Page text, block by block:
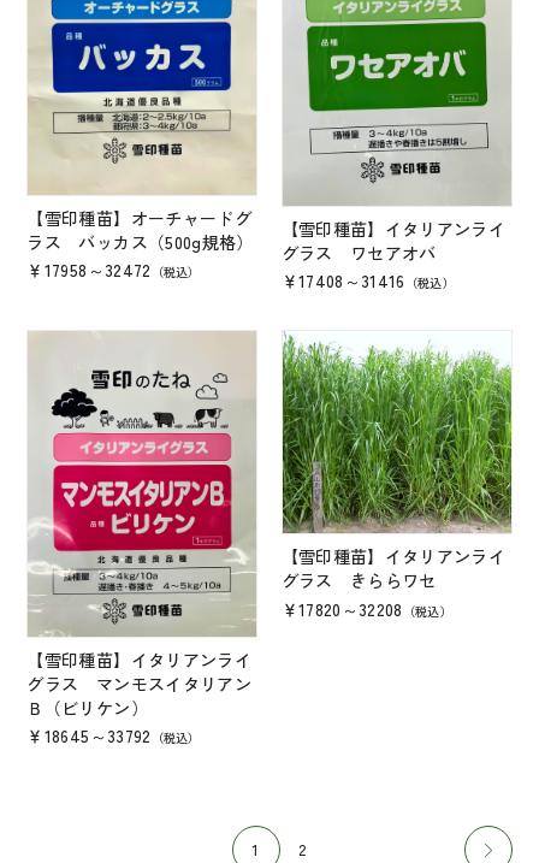
【雪印種苗】オーチャードグ
ラス バッカス（500g規格）
￥17958～32472 （税込）
【雪印種苗】イタリアンライ
グラス ワセアオバ
￥17408～31416 （税込）
【雪印種苗】イタリアンライ
グラス マンモスイタリアン
Ｂ（ビリケン）
￥18645～33792 （税込）
【雪印種苗】イタリアンライ
グラス きららワセ
￥17820～32208 （税込）
1 2